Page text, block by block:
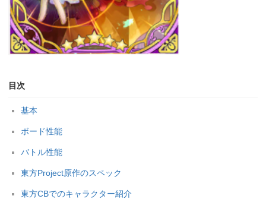
目次
基本
ボード性能
バトル性能
東方Project原作のスペック
東方CBでのキャラクター紹介